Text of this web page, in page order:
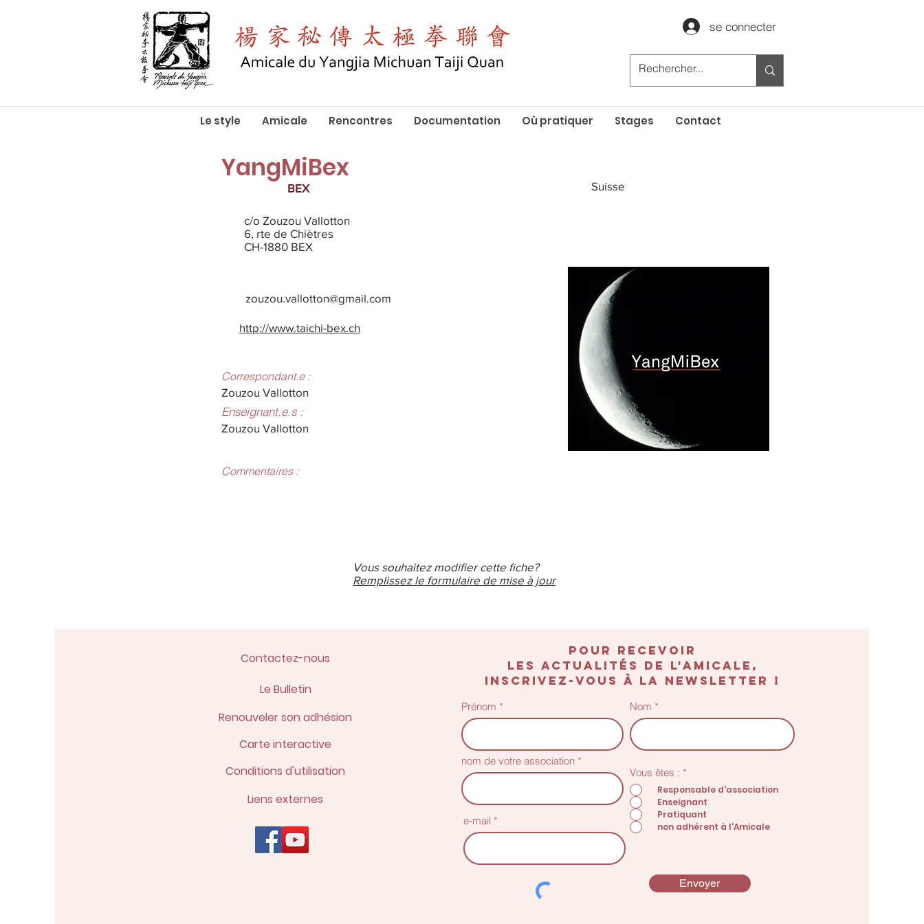
se connecter
Le style Amicale Rencontres Documentation Où pratiquer Stages Contact
YangMiBex
BEX
c/o Zouzou Vallotton
6, rte de Chiètres
CH-1880 BEX
Suisse
zouzou.vallotton@gmail.com
http://www.taichi-bex.ch
Correspondant.e :
Zouzou Vallotton
Enseignant.e.s :
Zouzou Vallotton
Commentaires :
Vous souhaitez modifier cette fiche?
Remplissez le formulaire de mise à jour
Contactez-nous
Le Bulletin
Conditions d'utilisation
Carte interactive
Renouveler son adhésion
Liens externes
POUR recevoir
les actualités de l'amicale,
inscrivez-vous à la newsletter !
Prénom Nom
nom de votre association
e-mail
Vous êtes : *O
l
i
g
a
t
e
Responsable d'association
Enseignant
Pratiquant
non adhérent à l'Amicale
Envoyer